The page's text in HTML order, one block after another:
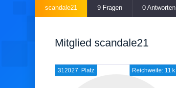
scandale21 9 Fragen 0 Antworten
Mitglied scandale21
Reichweite: 11 k
312027. Platz